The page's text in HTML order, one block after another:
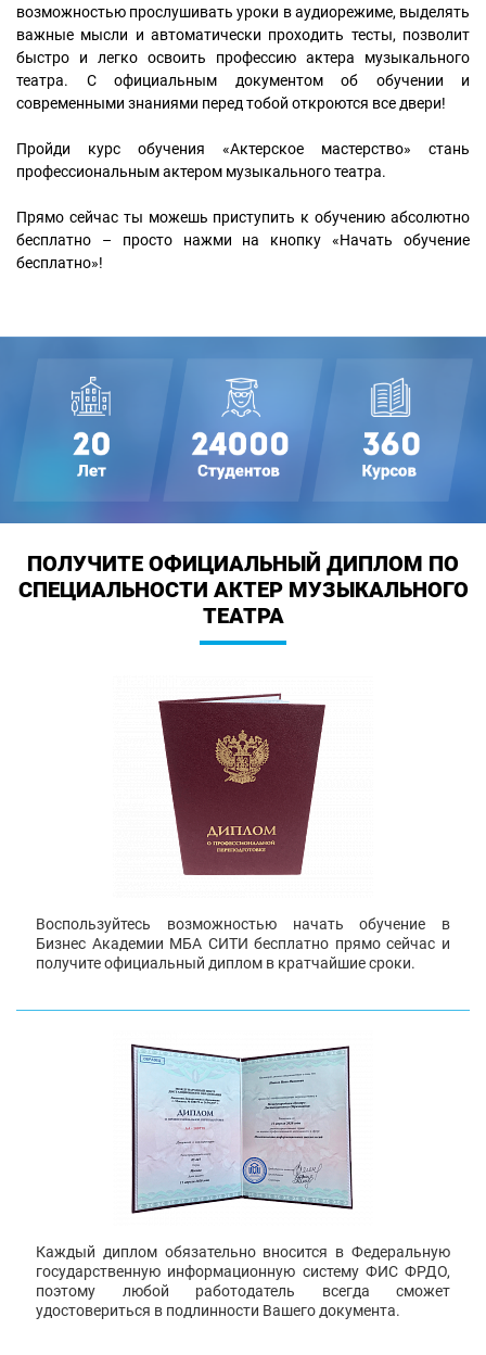
возможностью прослушивать уроки в аудиорежиме, выделять
важные мысли и автоматически проходить тесты, позволит
быстро и легко освоить профессию актера музыкального
театра. С официальным документом об обучении и
современными знаниями перед тобой откроются все двери!
Пройди курс обучения «Актерское мастерство» стань
профессиональным актером музыкального театра.
Прямо сейчас ты можешь приступить к обучению абсолютно
бесплатно – просто нажми на кнопку «Начать обучение
бесплатно»!
ПОЛУЧИТЕ ОФИЦИАЛЬНЫЙ ДИПЛОМ ПО
СПЕЦИАЛЬНОСТИ АКТЕР МУЗЫКАЛЬНОГО
ТЕАТРА
Воспользуйтесь возможностью начать обучение в
Бизнес Академии МБА СИТИ бесплатно прямо сейчас и
получите официальный диплом в кратчайшие сроки.
Каждый диплом обязательно вносится в Федеральную
государственную информационную систему ФИС ФРДО,
поэтому любой работодатель всегда сможет
удостовериться в подлинности Вашего документа.